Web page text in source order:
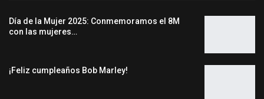
Día de la Mujer 2025: Conmemoramos el 8M
con las mujeres…
¡Feliz cumpleaños Bob Marley!